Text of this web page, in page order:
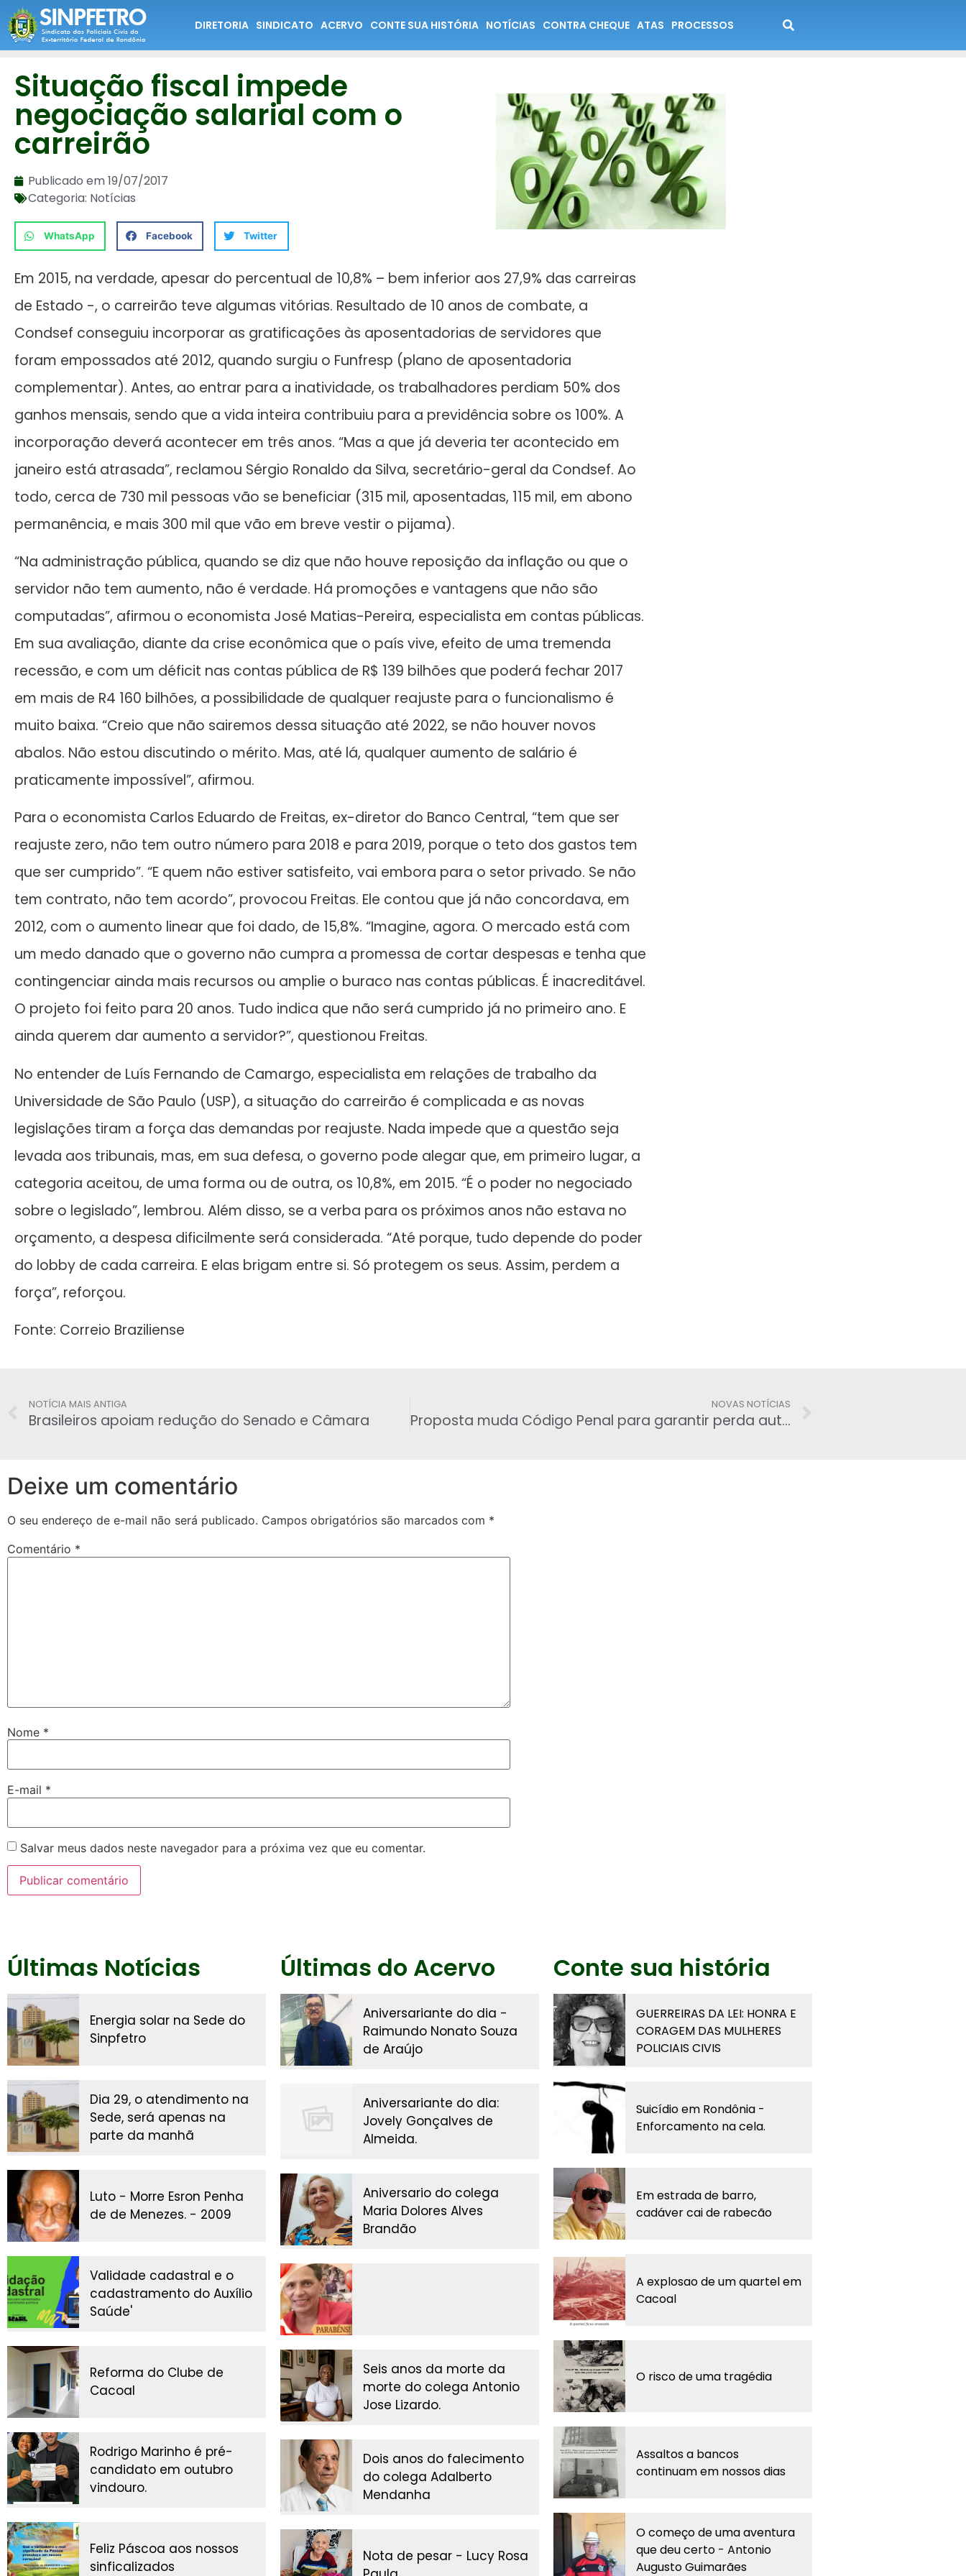
DIRETORIA SINDICATO ACERVO CONTE SUA HISTÓRIA NOTÍCIAS CONTRA CHEQUE ATAS PROCESSOS
Situação fiscal impede
negociação salarial com o
carreirão
Publicado em19/07/2017
Categoria: Notícias
WhatsApp Facebook Twitter
Em 2015, na verdade, apesar do percentual de 10,8% – bem inferior aos 27,9% das carreiras
de Estado -, o carreirão teve algumas vitórias. Resultado de 10 anos de combate, a
Condsef conseguiu incorporar as gratificações às aposentadorias de servidores que
foram empossados até 2012, quando surgiu o Funfresp (plano de aposentadoria
complementar). Antes, ao entrar para a inatividade, os trabalhadores perdiam 50% dos
ganhos mensais, sendo que a vida inteira contribuiu para a previdência sobre os 100%. A
incorporação deverá acontecer em três anos. “Mas a que já deveria ter acontecido em
janeiro está atrasada”, reclamou Sérgio Ronaldo da Silva, secretário-geral da Condsef. Ao
todo, cerca de 730 mil pessoas vão se beneficiar (315 mil, aposentadas, 115 mil, em abono
permanência, e mais 300 mil que vão em breve vestir o pijama).
“Na administração pública, quando se diz que não houve reposição da inflação ou que o
servidor não tem aumento, não é verdade. Há promoções e vantagens que não são
computadas”, afirmou o economista José Matias-Pereira, especialista em contas públicas.
Em sua avaliação, diante da crise econômica que o país vive, efeito de uma tremenda
recessão, e com um déficit nas contas pública de R$ 139 bilhões que poderá fechar 2017
em mais de R4 160 bilhões, a possibilidade de qualquer reajuste para o funcionalismo é
muito baixa. “Creio que não sairemos dessa situação até 2022, se não houver novos
abalos. Não estou discutindo o mérito. Mas, até lá, qualquer aumento de salário é
praticamente impossível”, afirmou.
Para o economista Carlos Eduardo de Freitas, ex-diretor do Banco Central, “tem que ser
reajuste zero, não tem outro número para 2018 e para 2019, porque o teto dos gastos tem
que ser cumprido”. “E quem não estiver satisfeito, vai embora para o setor privado. Se não
tem contrato, não tem acordo”, provocou Freitas. Ele contou que já não concordava, em
2012, com o aumento linear que foi dado, de 15,8%. “Imagine, agora. O mercado está com
um medo danado que o governo não cumpra a promessa de cortar despesas e tenha que
contingenciar ainda mais recursos ou amplie o buraco nas contas públicas. É inacreditável.
O projeto foi feito para 20 anos. Tudo indica que não será cumprido já no primeiro ano. E
ainda querem dar aumento a servidor?”, questionou Freitas.
No entender de Luís Fernando de Camargo, especialista em relações de trabalho da
Universidade de São Paulo (USP), a situação do carreirão é complicada e as novas
legislações tiram a força das demandas por reajuste. Nada impede que a questão seja
levada aos tribunais, mas, em sua defesa, o governo pode alegar que, em primeiro lugar, a
categoria aceitou, de uma forma ou de outra, os 10,8%, em 2015. “É o poder no negociado
sobre o legislado”, lembrou. Além disso, se a verba para os próximos anos não estava no
orçamento, a despesa dificilmente será considerada. “Até porque, tudo depende do poder
do lobby de cada carreira. E elas brigam entre si. Só protegem os seus. Assim, perdem a
força”, reforçou.
Fonte: Correio Braziliense
NOTÍCIA MAIS ANTIGA
Brasileiros apoiam redução do Senado e Câmara
NOVAS NOTÍCIAS
Proposta muda Código Penal para garantir perda automática de cargo de servidores corruptos
Deixe um comentário
O seu endereço de e-mail não será publicado. Campos obrigatórios são marcados com *
Comentário *
Nome *
E-mail *
Salvar meus dados neste navegador para a próxima vez que eu comentar.
Últimas Notícias
Energia solar na Sede do
Sinpfetro
Dia 29, o atendimento na
Sede, será apenas na
parte da manhã
Luto - Morre Esron Penha
de de Menezes. - 2009
Validade cadastral e o
cadastramento do Auxílio
Saúde'
Reforma do Clube de
Cacoal
Rodrigo Marinho é pré-
candidato em outubro
vindouro.
Feliz Páscoa aos nossos
sinficalizados
Últimas do Acervo
Aniversariante do dia -
Raimundo Nonato Souza
de Araújo
Aniversariante do dia:
Jovely Gonçalves de
Almeida.
Aniversario do colega
Maria Dolores Alves
Brandão
Seis anos da morte da
morte do colega Antonio
Jose Lizardo.
Dois anos do falecimento
do colega Adalberto
Mendanha
Nota de pesar - Lucy Rosa
Conte sua história
GUERREIRAS DA LEI: HONRA E
CORAGEM DAS MULHERES
POLICIAIS CIVIS
Suicídio em Rondônia -
Enforcamento na cela.
Em estrada de barro,
cadáver cai de rabecão
A explosao de um quartel em
Cacoal
O risco de uma tragédia
Assaltos a bancos
continuam em nossos dias
O começo de uma aventura
que deu certo - Antonio
Augusto Guimarães